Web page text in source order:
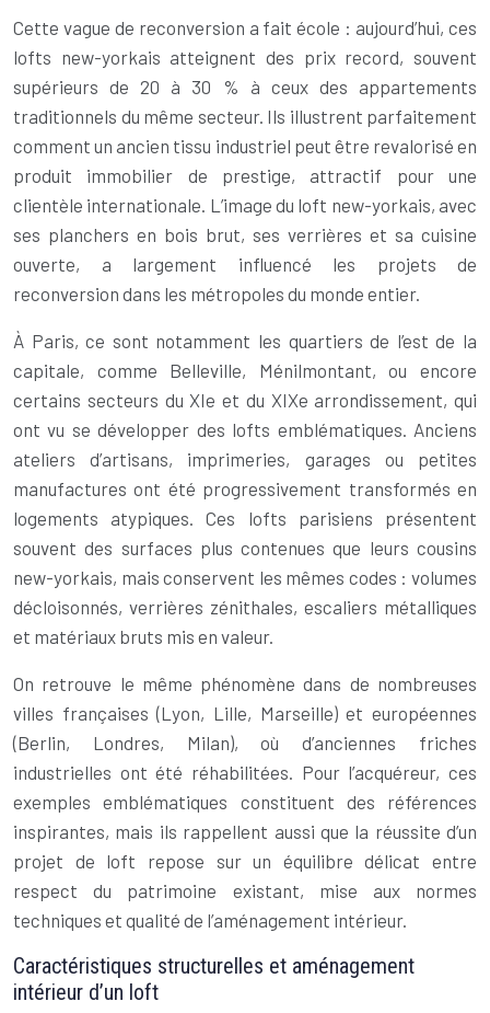
Cette vague de reconversion a fait école : aujourd’hui, ces
lofts new-yorkais atteignent des prix record, souvent
supérieurs de 20 à 30 % à ceux des appartements
traditionnels du même secteur. Ils illustrent parfaitement
comment un ancien tissu industriel peut être revalorisé en
produit immobilier de prestige, attractif pour une
clientèle internationale. L’image du loft new-yorkais, avec
ses planchers en bois brut, ses verrières et sa cuisine
ouverte, a largement influencé les projets de
reconversion dans les métropoles du monde entier.
À Paris, ce sont notamment les quartiers de l’est de la
capitale, comme Belleville, Ménilmontant, ou encore
certains secteurs du XIe et du XIXe arrondissement, qui
ont vu se développer des lofts emblématiques. Anciens
ateliers d’artisans, imprimeries, garages ou petites
manufactures ont été progressivement transformés en
logements atypiques. Ces lofts parisiens présentent
souvent des surfaces plus contenues que leurs cousins
new-yorkais, mais conservent les mêmes codes : volumes
décloisonnés, verrières zénithales, escaliers métalliques
et matériaux bruts mis en valeur.
On retrouve le même phénomène dans de nombreuses
villes françaises (Lyon, Lille, Marseille) et européennes
(Berlin, Londres, Milan), où d’anciennes friches
industrielles ont été réhabilitées. Pour l’acquéreur, ces
exemples emblématiques constituent des références
inspirantes, mais ils rappellent aussi que la réussite d’un
projet de loft repose sur un équilibre délicat entre
respect du patrimoine existant, mise aux normes
techniques et qualité de l’aménagement intérieur.
Caractéristiques structurelles et aménagement
intérieur d’un loft